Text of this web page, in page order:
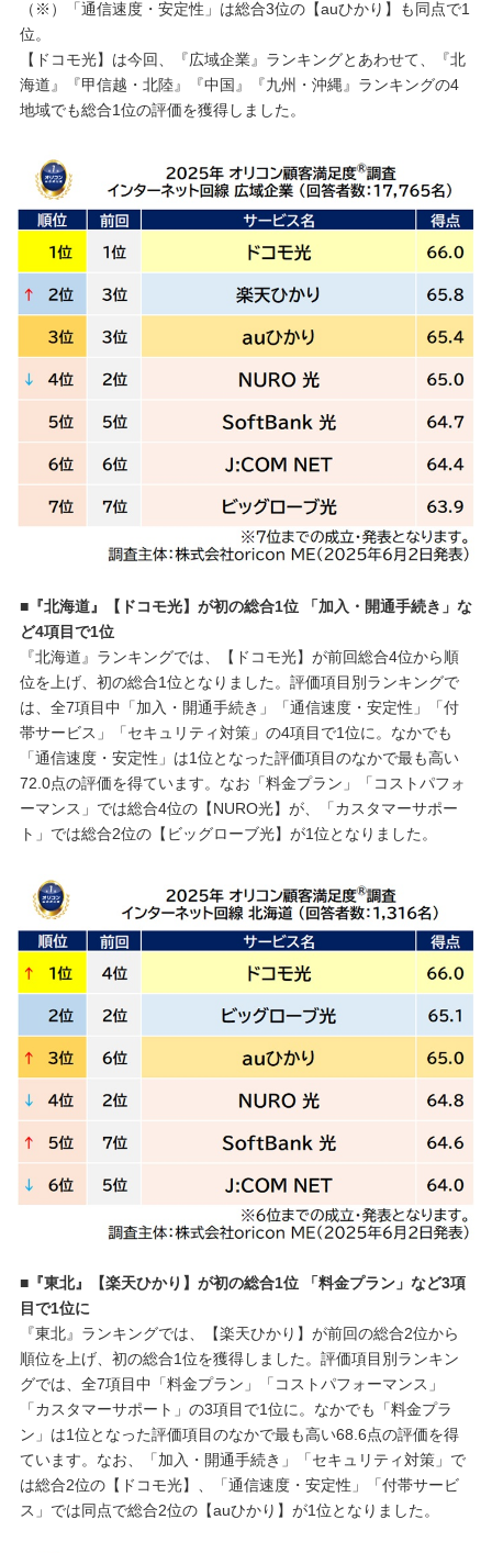
（※）「通信速度・安定性」は総合3位の【auひかり】も同点で1
位。
【ドコモ光】は今回、『広域企業』ランキングとあわせて、『北
海道』『甲信越・北陸』『中国』『九州・沖縄』ランキングの4
地域でも総合1位の評価を獲得しました。
■『北海道』【ドコモ光】が初の総合1位 「加入・開通手続き」な
ど4項目で1位
『北海道』ランキングでは、【ドコモ光】が前回総合4位から順
位を上げ、初の総合1位となりました。評価項目別ランキングで
は、全7項目中「加入・開通手続き」「通信速度・安定性」「付
帯サービス」「セキュリティ対策」の4項目で1位に。なかでも
「通信速度・安定性」は1位となった評価項目のなかで最も高い
72.0点の評価を得ています。なお「料金プラン」「コストパフォ
ーマンス」では総合4位の【NURO光】が、「カスタマーサポー
ト」では総合2位の【ビッグローブ光】が1位となりました。
■『東北』【楽天ひかり】が初の総合1位 「料金プラン」など3項
目で1位に
『東北』ランキングでは、【楽天ひかり】が前回の総合2位から
順位を上げ、初の総合1位を獲得しました。評価項目別ランキン
グでは、全7項目中「料金プラン」「コストパフォーマンス」
「カスタマーサポート」の3項目で1位に。なかでも「料金プラ
ン」は1位となった評価項目のなかで最も高い68.6点の評価を得
ています。なお、「加入・開通手続き」「セキュリティ対策」で
は総合2位の【ドコモ光】、「通信速度・安定性」「付帯サービ
ス」では同点で総合2位の【auひかり】が1位となりました。